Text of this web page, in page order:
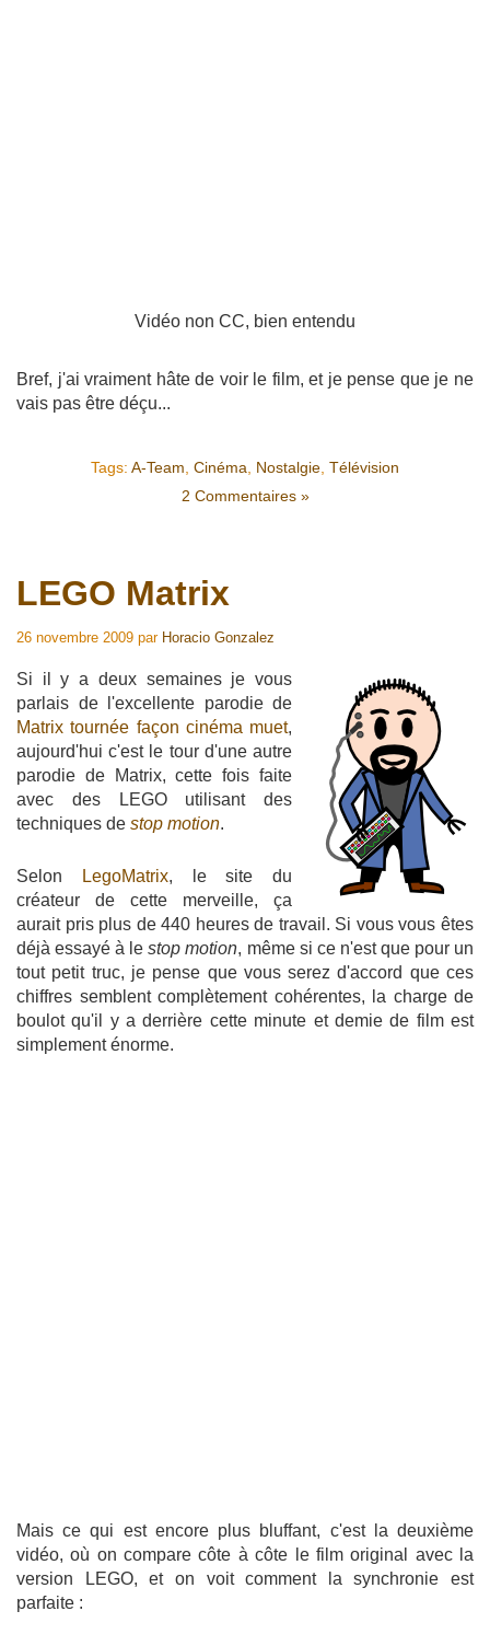
Vidéo non CC, bien entendu
Bref, j'ai vraiment hâte de voir le film, et je pense que je ne
vais pas être déçu...
Tags: A-Team Cinéma Nostalgie Télévision
2 Commentaires »
LEGO Matrix
26 novembre 2009 par Horacio Gonzalez
Si il y a deux semaines je vous
parlais de l'excellente parodie de
Matrix tournée façon cinéma muet,
aujourd'hui c'est le tour d'une autre
parodie de Matrix, cette fois faite
avec des LEGO utilisant des
techniques de stop motion.
Selon LegoMatrix, le site du
créateur de cette merveille, ça
aurait pris plus de 440 heures de travail. Si vous vous êtes
déjà essayé à lestop motion, même si ce n'est que pour un
tout petit truc, je pense que vous serez d'accord que ces
chiffres semblent complètement cohérentes, la charge de
boulot qu'il y a derrière cette minute et demie de film est
simplement énorme.
Mais ce qui est encore plus bluffant, c'est la deuxième
vidéo, où on compare côte à côte le film original avec la
version LEGO, et on voit comment la synchronie est
parfaite :